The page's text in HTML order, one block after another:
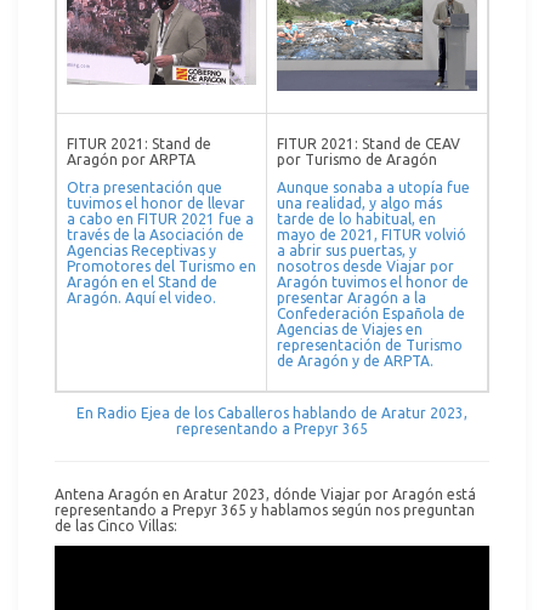
FITUR 2021: Stand de
Aragón por ARPTA
Otra presentación que
tuvimos el honor de llevar
a cabo en FITUR 2021 fue a
través de la Asociación de
Agencias Receptivas y
Promotores del Turismo en
Aragón en el Stand de
Aragón. Aquí el video.
FITUR 2021: Stand de CEAV
por Turismo de Aragón
Aunque sonaba a utopía fue
una realidad, y algo más
tarde de lo habitual, en
mayo de 2021, FITUR volvió
a abrir sus puertas, y
nosotros desde Viajar por
Aragón tuvimos el honor de
presentar Aragón a la
Confederación Española de
Agencias de Viajes en
representación de Turismo
de Aragón y de ARPTA.
En Radio Ejea de los Caballeros hablando de Aratur 2023,
representando a Prepyr 365
Antena Aragón en Aratur 2023, dónde Viajar por Aragón está
representando a Prepyr 365 y hablamos según nos preguntan
de las Cinco Villas: